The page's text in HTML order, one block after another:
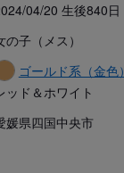
04/20 生後840日
の子（メス）
ゴールド系（金色）
ッド＆ホワイト
媛県四国中央市